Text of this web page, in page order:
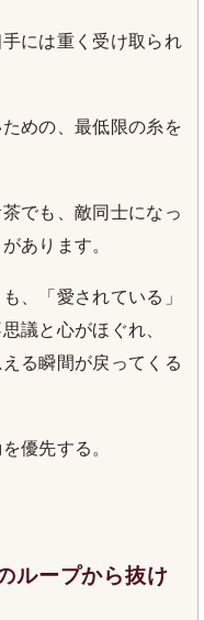
には重く受け取られ
めの、最低限の糸を
でも、敵同士になっ
あります。
、「愛されている」
議と心がほぐれ、
る瞬間が戻ってくる
優先する。
ループから抜け